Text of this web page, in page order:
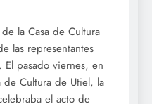
la Casa de Cultura
las representantes
El pasado viernes, en
de Cultura de Utiel, la
el acto de